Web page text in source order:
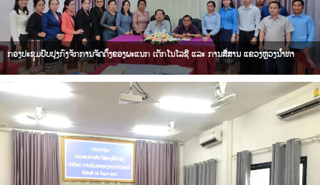
t
i
o
n
ກອງປະຊຸມປັບປຸງກົງຈັກການຈັດຕັ້ງຂອງພະແນກ ເຕັກໂນໂລຊີ ແລະ ການສື່ສານ ແຂວງຫຼວງນ້ຳທາ